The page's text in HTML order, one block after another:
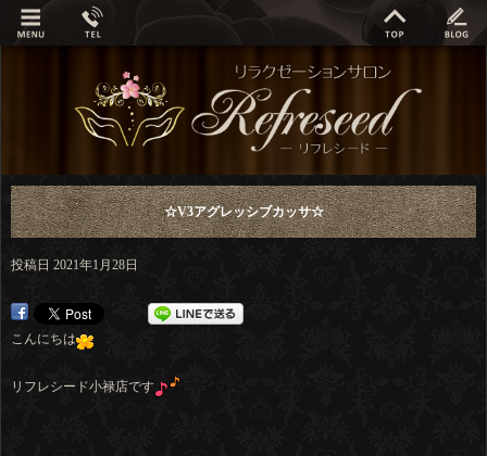
☆V3アグレッシブカッサ☆
投稿日 2021年1月28日
こんにちは
リフレシード小禄店です